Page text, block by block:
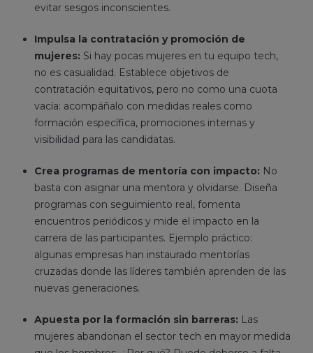
evitar sesgos inconscientes.
Impulsa la contratación y promoción de
mujeres: Si hay pocas mujeres en tu equipo tech,
no es casualidad. Establece objetivos de
contratación equitativos, pero no como una cuota
vacía: acompáñalo con medidas reales como
formación específica, promociones internas y
visibilidad para las candidatas.
Crea programas de mentoría con impacto: No
basta con asignar una mentora y olvidarse. Diseña
programas con seguimiento real, fomenta
encuentros periódicos y mide el impacto en la
carrera de las participantes. Ejemplo práctico:
algunas empresas han instaurado mentorías
cruzadas donde las líderes también aprenden de las
nuevas generaciones.
Apuesta por la formación sin barreras: Las
mujeres abandonan el sector tech en mayor medida